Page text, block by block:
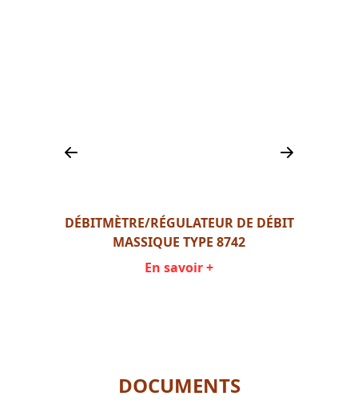
DÉBITMÈTRE/RÉGULATEUR DE DÉBIT
MASSIQUE TYPE 8742
En savoir +
DOCUMENTS